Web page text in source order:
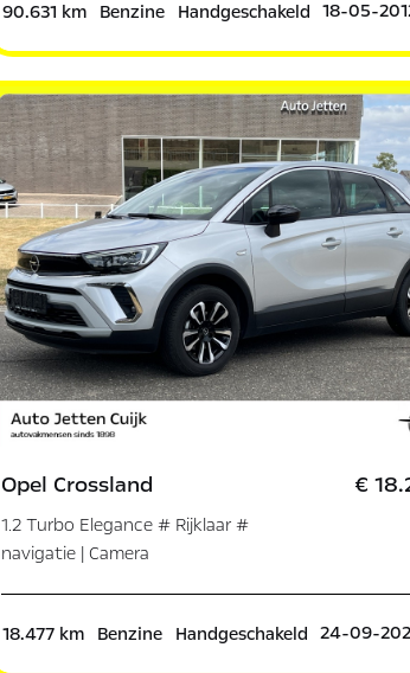
90.631 km Benzine Handgeschakeld 18-05-
Opel Crossland
1.2 Turbo Elegance # Rijklaar #
navigatie | Camera
€
18.477 km Benzine Handgeschakeld 24-09-